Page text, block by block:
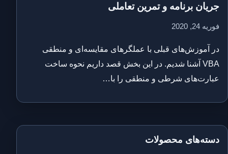
جریان برنامه و تمرین تعاملی
فوریه 24, 2020
در آموزش‌های قبلی با عملگرهای مقایسه‌ای و منطقی
VBA آشنا شدیم. در این بخش قصد داریم نحوه ساخت
عبارت‌های شرطی و منطقی را با…
دسته‌های محصولات